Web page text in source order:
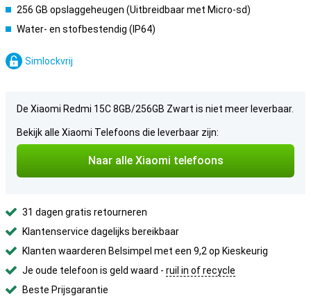
256 GB opslaggeheugen (Uitbreidbaar met Micro-sd)
Water- en stofbestendig (IP64)
Simlockvrij
De Xiaomi Redmi 15C 8GB/256GB Zwart is niet meer leverbaar.
Bekijk alle Xiaomi Telefoons die leverbaar zijn:
Naar alle Xiaomi telefoons
31 dagen gratis retourneren
Klantenservice dagelijks bereikbaar
Klanten waarderen Belsimpel met een 9,2 op Kieskeurig
Je oude telefoon is geld waard - ruil in of recycle
Beste Prijsgarantie